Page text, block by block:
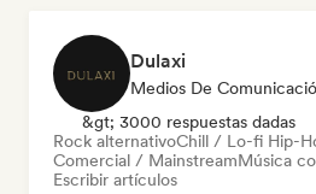
Dulaxi
Medios De
&gt; 3000 respuestas dadas
Rock alternativoChill / Lo-fi Hip-
Comercial / MainstreamMúsica
Escribir artículos